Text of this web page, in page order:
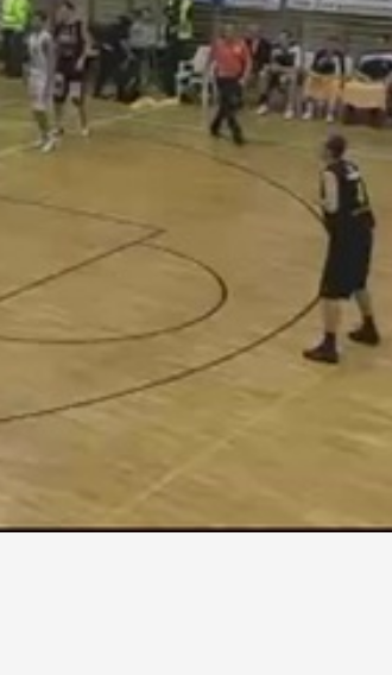
A SZOVA-Trend Optika KC végül úgy
arra, hogy megnyerje a találkozót. A
A sárga-feketék a héten kétszer is
meccsen fogadják a